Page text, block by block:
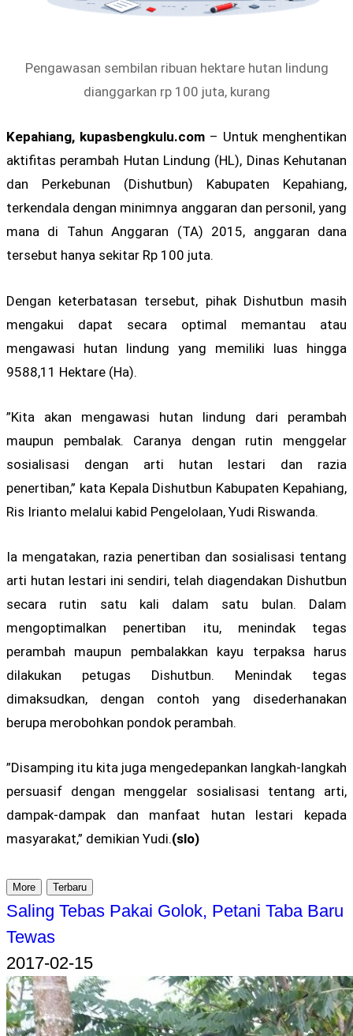
Pengawasan sembilan ribuan hektare hutan lindung
dianggarkan rp 100 juta, kurang
Kepahiang, kupasbengkulu.com – Untuk menghentikan
aktifitas perambah Hutan Lindung (HL), Dinas Kehutanan
dan Perkebunan (Dishutbun) Kabupaten Kepahiang,
terkendala dengan minimnya anggaran dan personil, yang
mana di Tahun Anggaran (TA) 2015, anggaran dana
tersebut hanya sekitar Rp 100 juta.
Dengan keterbatasan tersebut, pihak Dishutbun masih
mengakui dapat secara optimal memantau atau
mengawasi hutan lindung yang memiliki luas hingga
9588,11 Hektare (Ha).
”Kita akan mengawasi hutan lindung dari perambah
maupun pembalak. Caranya dengan rutin menggelar
sosialisasi dengan arti hutan lestari dan razia
penertiban,” kata Kepala Dishutbun Kabupaten Kepahiang,
Ris Irianto melalui kabid Pengelolaan, Yudi Riswanda.
Ia mengatakan, razia penertiban dan sosialisasi tentang
arti hutan lestari ini sendiri, telah diagendakan Dishutbun
secara rutin satu kali dalam satu bulan. Dalam
mengoptimalkan penertiban itu, menindak tegas
perambah maupun pembalakkan kayu terpaksa harus
dilakukan petugas Dishutbun. Menindak tegas
dimaksudkan, dengan contoh yang disederhanakan
berupa merobohkan pondok perambah.
”Disamping itu kita juga mengedepankan langkah-langkah
persuasif dengan menggelar sosialisasi tentang arti,
dampak-dampak dan manfaat hutan lestari kepada
masyarakat,” demikian Yudi.(slo)
More Terbaru
Saling Tebas Pakai Golok, Petani Taba Baru
Tewas
2017-02-15